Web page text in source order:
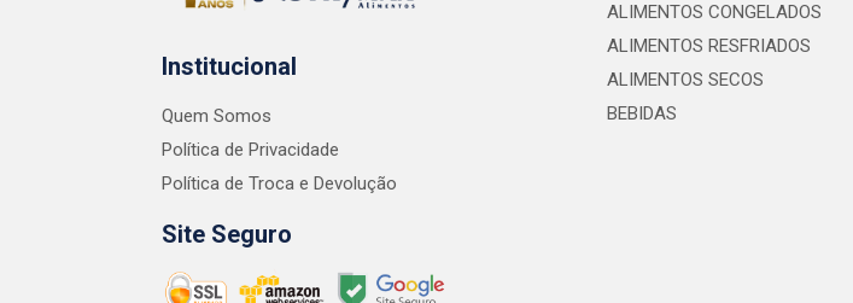
Institucional
Quem Somos
Política de Privacidade
Política de Troca e Devolução
Site Seguro
ALIMENTOS CONGELADOS
ALIMENTOS RESFRIADOS
ALIMENTOS SECOS
BEBIDAS